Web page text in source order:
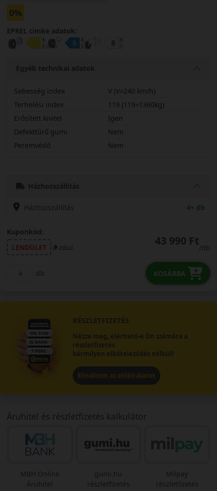
0%
EPREL cimke adatok:
Egyéb technikai adatok
Sebesség index
V (V=240 km/h)
Terhelési index
119 (119=1360kg)
Erősített kivitel
Igen
Defekttűrő gumi
Nem
Peremvédő
Nem
Házhozszállítás
Házhozszállítás 4+ db
Kuponkód:
LENDÜLET
másol 43 990 Ft
/db
db KOSÁRBA
RÉSZLETFIZETÉS
Nézze meg, elérhető-e Ön számára a
részletfizetés
bármilyen elköteleződés nélkül!
Elindítom az előbírálatot
Áruhitel és részletfizetés kalkulátor
MBH Online
Áruhitel
gumi.hu
részletfizetés
Milpay
részletfizetés